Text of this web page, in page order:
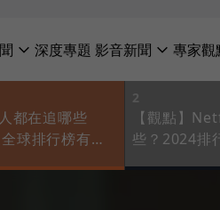
深度專題 影音新聞 專家觀
都在追哪些
球排行榜有哪
2
【觀點】
些？2024排